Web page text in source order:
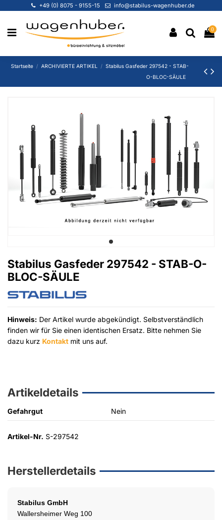
+49 (0) 8075 - 9155-15 info@stabilus-wagenhuber.de
0
Startseite ARCHIVIERTE ARTIKEL
Stabilus Gasfeder 297542 - STAB-
O-BLOC-SÄULE
Stabilus Gasfeder 297542 - STAB-O-
BLOC-SÄULE
Hinweis: Der Artikel wurde abgekündigt. Selbstverständlich
finden wir für Sie einen identischen Ersatz. Bitte nehmen Sie
dazu kurz Kontakt mit uns auf.
Artikeldetails
Gefahrgut Nein
Artikel-Nr. S-297542
Herstellerdetails
Stabilus GmbH
Wallersheimer Weg 100